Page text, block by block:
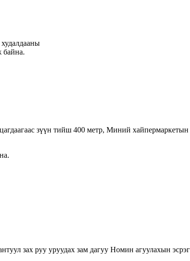
байна.
зүүн тийш 400 метр, Миний
зах руу уруудах зам дагуу Номин агуулахын